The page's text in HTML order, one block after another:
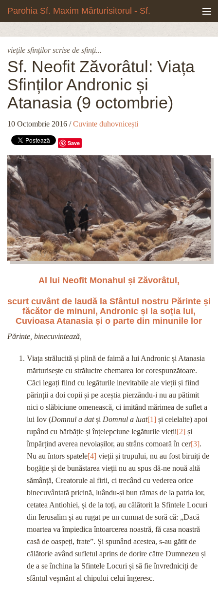
Parohia Sf. Maxim Mărturisitorul - Sf.
Noua biserică
Botezuri & Cununii
Teologie & Cuvinte duhovnicești
Fotografii
Preotul paroh
Program liturgic
Despre noi
Contact
viețile sfinților scrise de sfinți...
Sf. Neofit Zăvorâtul: Viața
Sfinților Andronic și
Atanasia (9 octombrie)
10 Octombrie 2016 /Cuvinte duhovnicești
Save
Al lui Neofit Monahul și Zăvorâtul,
scurt cuvânt de laudă la Sfântul nostru Părinte și
făcător de minuni, Andronic și la soția lui,
Cuvioasa Atanasia și o parte din minunile lor
Părinte, binecuvintează,
Viața strălucită și plină de faimă a lui Andronic și Atanasia
mărturisește cu strălucire chemarea lor corespunzătoare.
Căci legați fiind cu legăturile inevitabile ale vieții și fiind
părinții a doi copii și pe aceștia pierzându-i nu au pătimit
nici o slăbiciune omenească, ci imitând mărimea de suflet a
lui Iov (Domnul a datși Domnul a luat[1] și celelalte) apoi
rupând cu bărbăție și înțelepciune legăturile vieții[2] și
împărțind averea nevoiașilor, au strâns comoară în cer[3].
Nu au întors spatele[4] vieții și trupului, nu au fost biruiți de
bogăție și de bunăstarea vieții nu au spus dă-ne nouă altă
sămânță, Creatorule al firii, ci trecând cu vederea orice
binecuvântată pricină, luându-și bun rămas de la patria lor,
cetatea Antiohiei, și de la toți, au călătorit la Sfintele Locuri
din Ierusalim și au rugat pe un cumnat de soră că: „Dacă
moartea va împiedica întoarcerea noastră, fă casa noastră
casă de oaspeți, frate”. Și spunând acestea, s-au gătit de
călătorie având sufletul aprins de dorire către Dumnezeu și
de a se închina la Sfintele Locuri și să fie învredniciți de
sfântul veșmânt al chipului celui îngeresc.